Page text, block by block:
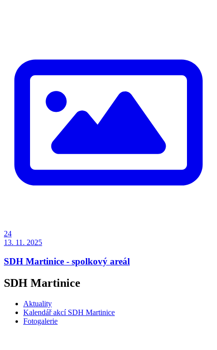
24
13. 11. 2025
SDH Martinice - spolkový areál
SDH Martinice
Aktuality
Kalendář akcí SDH Martinice
Fotogalerie